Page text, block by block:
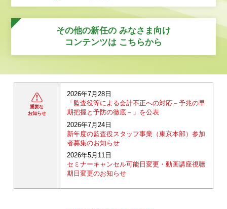
その他の新任の みなさま向け
コンテンツは こちらから
重要な
お知らせ
2026年7月28日
「監査役等による会計不正への対応－予兆の早
期把握と予防の徹底－」を公表
2026年7月24日
新年度の監査役スタッフ事業（東京本部）参加
者募集のお知らせ
2026年5月11日
セミナーキャンセル可能日変更・動画講座視聴
期日変更のお知らせ